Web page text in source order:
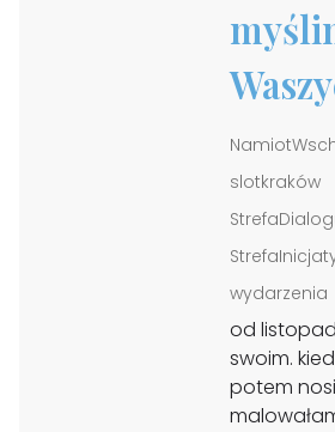
slotkraków
wydarzenia
od
swoim.
potem